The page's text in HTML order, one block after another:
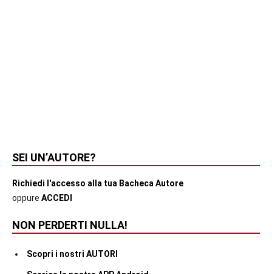
SEI UN’AUTORE?
Richiedi l'accesso alla tua Bacheca Autore
oppure ACCEDI
NON PERDERTI NULLA!
Scopri i nostri AUTORI